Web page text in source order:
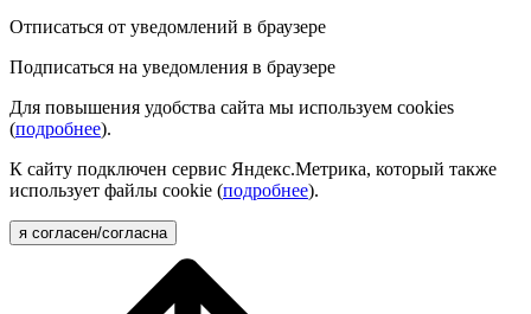
Отписаться от уведомлений в браузере
Подписаться на уведомления в браузере
Для повышения удобства сайта мы используем cookies
(подробнее).
К сайту подключен сервис Яндекс.Метрика, который также
использует файлы cookie (подробнее).
я согласен/согласна